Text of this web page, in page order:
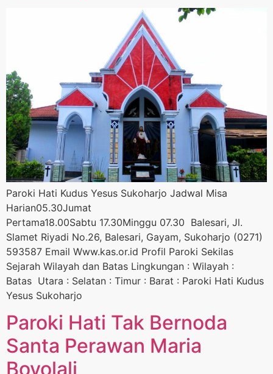
Paroki Hati Kudus Yesus Sukoharjo Jadwal Misa
Harian05.30Jumat
Pertama18.00Sabtu 17.30Minggu 07.30 Balesari, Jl.
Slamet Riyadi No.26, Balesari, Gayam, Sukoharjo (0271)
593587 Email Www.kas.or.id Profil Paroki Sekilas
Sejarah Wilayah dan Batas Lingkungan : Wilayah :
Batas Utara : Selatan : Timur : Barat : Paroki Hati Kudus
Yesus Sukoharjo
Paroki Hati Tak Bernoda
Santa Perawan Maria
Boyolali